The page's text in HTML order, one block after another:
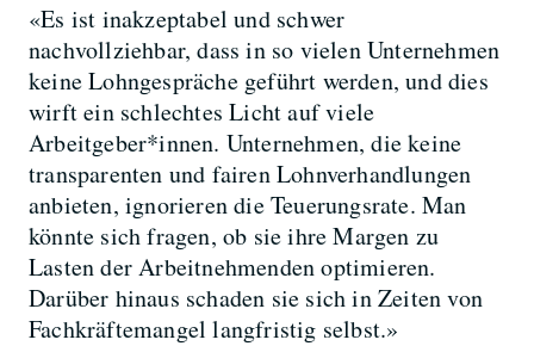
«Es ist inakzeptabel und schwer
nachvollziehbar, dass in so vielen Unternehmen
keine Lohngespräche geführt werden, und dies
wirft ein schlechtes Licht auf viele
Arbeitgeber*innen. Unternehmen, die keine
transparenten und fairen Lohnverhandlungen
anbieten, ignorieren die Teuerungsrate. Man
könnte sich fragen, ob sie ihre Margen zu
Lasten der Arbeitnehmenden optimieren.
Darüber hinaus schaden sie sich in Zeiten von
Fachkräftemangel langfristig selbst.»